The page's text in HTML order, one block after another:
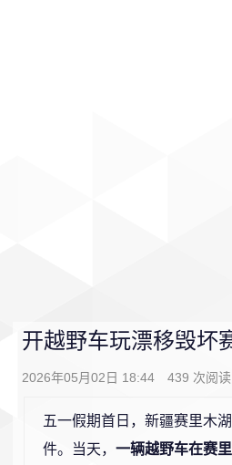
开越野车玩漂移毁坏
2026年05月02日 18:44 439 次阅读
五一假期首日，新疆赛里木
件。当天， 一辆越野车在赛